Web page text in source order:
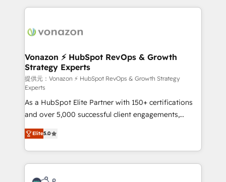
l'international, nous travaillons avec des ETI
delà d’une simple transformation digitale et des
➤ L’intégration de CRM et de méthodologie RevOps
pour aligner les équipes marketing, commerciales et
support client (data migration, synchronisation API,
audit et maintenance) ➤ La création de sites internet
de conversion qui transforment les visiteurs en
opportunités d'affaires ➤ La mise en place de
stratégies d'acquisition marketing (SEO, SEA,
inbound, automatisation marketing, ABM, IA,
emailing) Informations clés : - 10 ans d'expérience -
100+ intégrations CRM HubSpot réussies - 40
experts conseil - 150 certifications HubSpot
Vonazon ⚡ HubSpot RevOps & Growth
Strategy Experts
提供元：Vonazon ⚡ HubSpot RevOps & Growth Strategy
Experts
As a HubSpot Elite Partner with 150+ certifications
and over 5,000 successful client engagements,
Vonazon turns marketing complexity into
measurable, scalable growth. From onboarding to
enterprise-grade campaigns, our in-house team
builds scalable strategies that drive long-term
revenue. ⚙️ HubSpot Integration & Optimization •
Elite5.0